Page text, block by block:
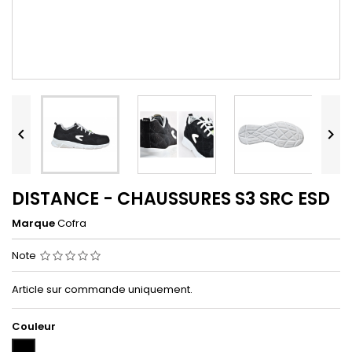
 
DISTANCE - CHAUSSURES S3 SRC ESD
MarqueCofra
Note
Article sur commande uniquement.
Couleur